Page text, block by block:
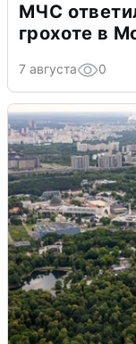
МЧС
грохоте в
7 августа 0